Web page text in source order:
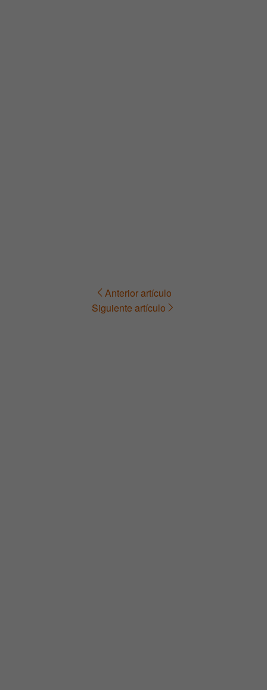
Navegación Anterior artículo
Siguiente artículo